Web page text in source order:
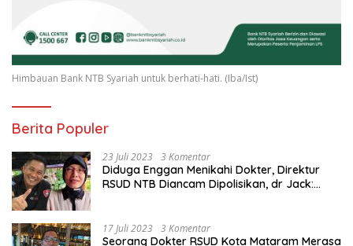
Himbauan Bank NTB Syariah untuk berhati-hati. (Iba/Ist)
Berita Populer
23 Juli 2023 3 Komentar
Diduga Enggan Menikahi Dokter, Direktur
RSUD NTB Diancam Dipolisikan, dr Jack:
17 Juli 2023 3 Komentar
Seorang Dokter RSUD Kota Mataram Merasa